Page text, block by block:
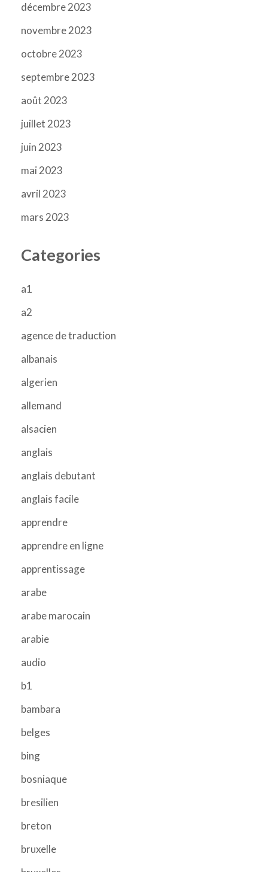
décembre 2023
novembre 2023
octobre 2023
septembre 2023
août 2023
juillet 2023
juin 2023
mai 2023
avril 2023
mars 2023
Categories
a1
a2
agence de traduction
albanais
algerien
allemand
alsacien
anglais
anglais debutant
anglais facile
apprendre
apprendre en ligne
apprentissage
arabe
arabe marocain
arabie
audio
b1
bambara
belges
bing
bosniaque
bresilien
breton
bruxelle